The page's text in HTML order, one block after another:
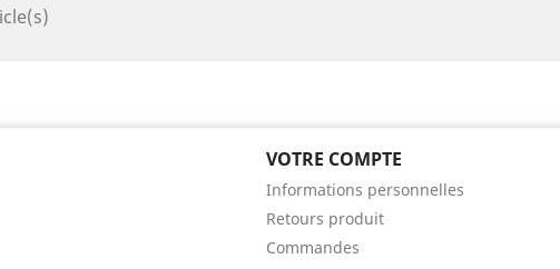
VOTRE COMPTE
Informations personnelles
Retours produit
Commandes